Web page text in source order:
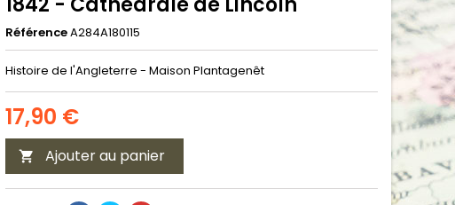
RéférenceA284A180115
Histoire de l'Angleterre - Maison Plantagenêt
17,90 €
 Ajouter au panier